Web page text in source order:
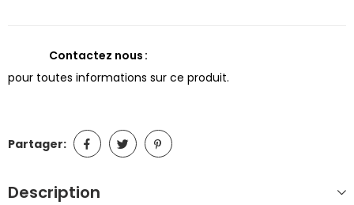
Contactez nous
pour toutes informations sur ce produit.
Partager:
Description